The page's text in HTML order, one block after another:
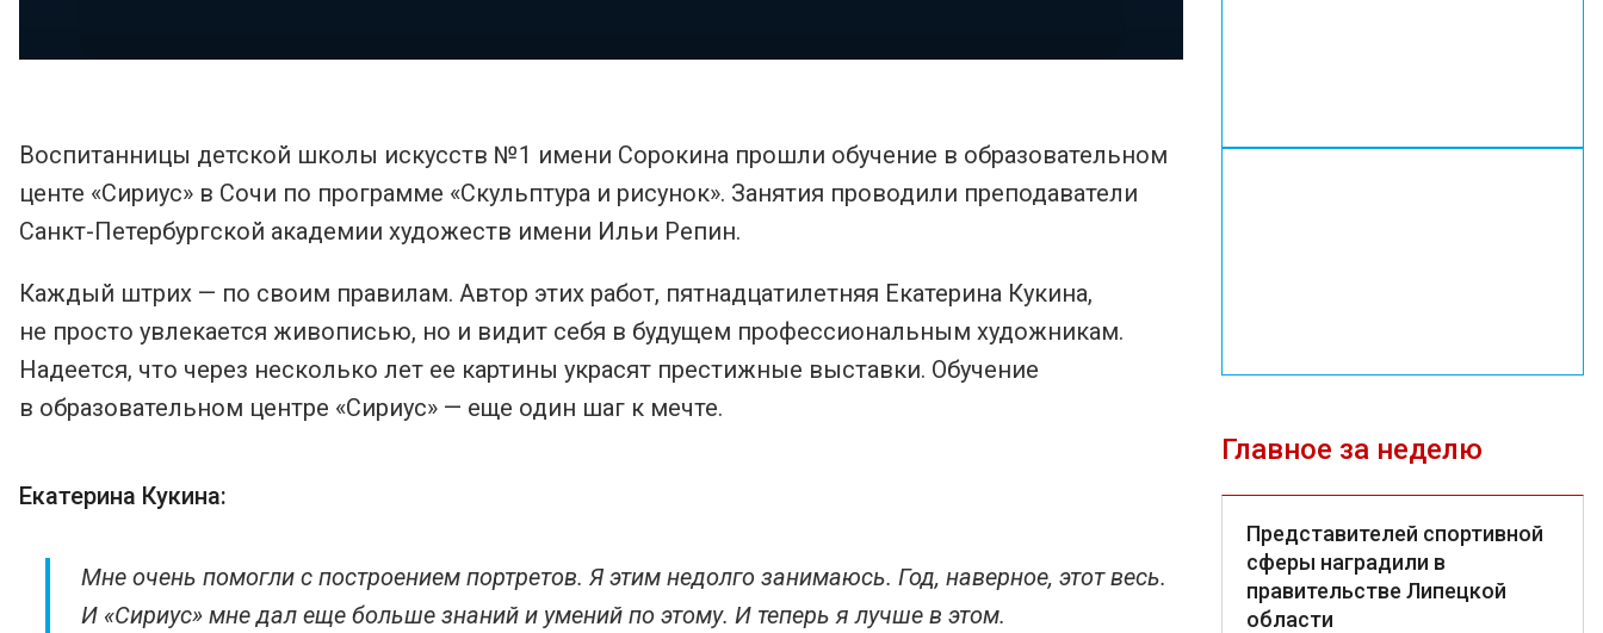
Воспитанницы детской школы искусств №1 имени Сорокина прошли обучение в образовательном
центе «Сириус» в Сочи по программе «Скульптура и рисунок». Занятия проводили преподаватели
Санкт-Петербургской академии художеств имени Ильи Репин.
Каждый штрих — по своим правилам. Автор этих работ, пятнадцатилетняя Екатерина Кукина,
не просто увлекается живописью, но и видит себя в будущем профессиональным художникам.
Надеется, что через несколько лет ее картины украсят престижные выставки. Обучение
в образовательном центре «Сириус» — еще один шаг к мечте.
Екатерина Кукина:
Мне очень помогли с построением портретов. Я этим недолго занимаюсь. Год, наверное, этот весь.
И «Сириус» мне дал еще больше знаний и умений по этому. И теперь я лучше в этом.
Главное за неделю
Представителей спортивной
сферы наградили в
правительстве Липецкой
области